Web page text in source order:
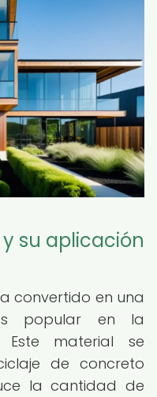
su aplicación
convertido en una
popular en la
Este material se
de concreto
la cantidad de